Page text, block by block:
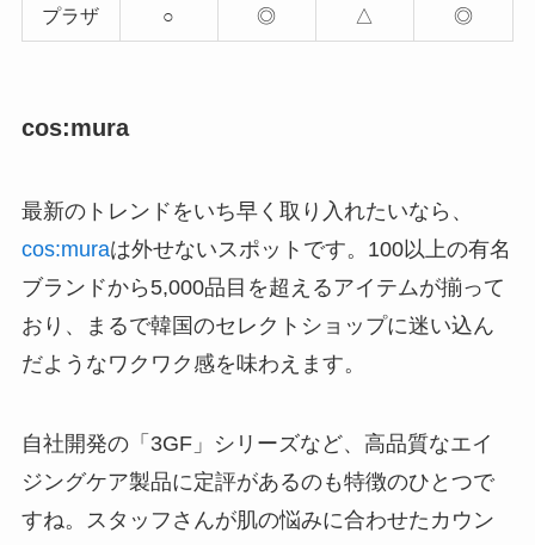
プラザ ○ ◎ △ ◎
cos:mura
最新のトレンドをいち早く取り入れたいなら、
cos:muraは外せないスポットです。100以上の有名
ブランドから5,000品目を超えるアイテムが揃って
おり、まるで韓国のセレクトショップに迷い込ん
だようなワクワク感を味わえます。
自社開発の「3GF」シリーズなど、高品質なエイ
ジングケア製品に定評があるのも特徴のひとつで
すね。スタッフさんが肌の悩みに合わせたカウン